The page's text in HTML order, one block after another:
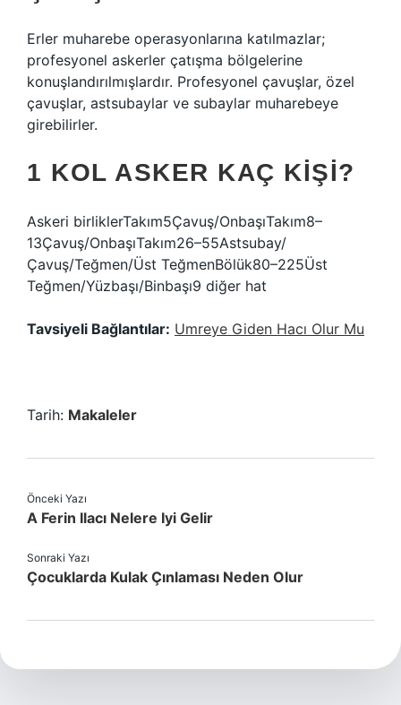
Erler muharebe operasyonlarına katılmazlar;
profesyonel askerler çatışma bölgelerine
konuşlandırılmışlardır. Profesyonel çavuşlar, özel
çavuşlar, astsubaylar ve subaylar muharebeye
girebilirler.
1 KOL ASKER KAÇ KIŞI?
Askeri birliklerTakım5Çavuş/OnbaşıTakım8–
13Çavuş/OnbaşıTakım26–55Astsubay/
Çavuş/Teğmen/Üst TeğmenBölük80–225Üst
Teğmen/Yüzbaşı/Binbaşı9 diğer hat
Tavsiyeli Bağlantılar: Umreye Giden Hacı Olur Mu
Tarih: Makaleler
Önceki Yazı
A Ferin Ilacı Nelere Iyi Gelir
Sonraki Yazı
Çocuklarda Kulak Çınlaması Neden Olur